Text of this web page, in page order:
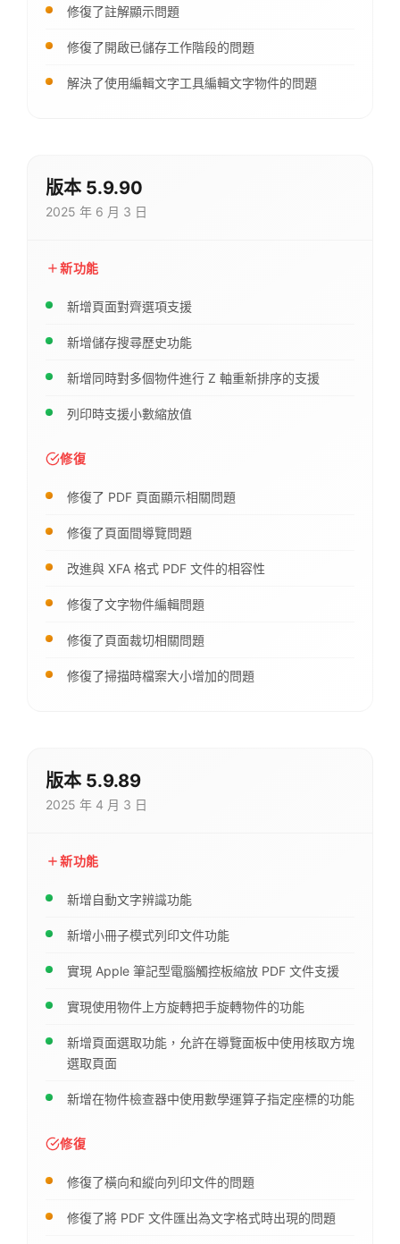
修復了註解顯示問題
修復了開啟已儲存工作階段的問題
解決了使用編輯文字工具編輯文字物件的問題
版本 5.9.90
2025 年 6 月 3 日
新功能
新增頁面對齊選項支援
新增儲存搜尋歷史功能
新增同時對多個物件進行 Z 軸重新排序的支援
列印時支援小數縮放值
修復
修復了 PDF 頁面顯示相關問題
修復了頁面間導覽問題
改進與 XFA 格式 PDF 文件的相容性
修復了文字物件編輯問題
修復了頁面裁切相關問題
修復了掃描時檔案大小增加的問題
版本 5.9.89
2025 年 4 月 3 日
新功能
新增自動文字辨識功能
新增小冊子模式列印文件功能
實現 Apple 筆記型電腦觸控板縮放 PDF 文件支援
實現使用物件上方旋轉把手旋轉物件的功能
新增頁面選取功能，允許在導覽面板中使用核取方塊
選取頁面
新增在物件檢查器中使用數學運算子指定座標的功能
修復
修復了橫向和縱向列印文件的問題
修復了將 PDF 文件匯出為文字格式時出現的問題